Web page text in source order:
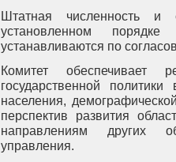
Штатная численность и
установленном
устанавливаются по
Комитет обеспечивает
государственной
населения,
перспектив развития
направлениям других
управления.